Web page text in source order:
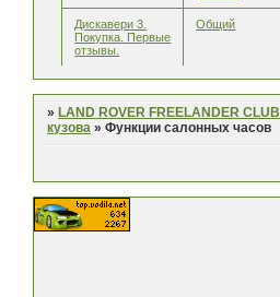
Дискавери 3.
Покупка. Первые
отзывы.
Общий
» LAND ROVER FREELANDER CLUB
кузова »Функции салонных часов